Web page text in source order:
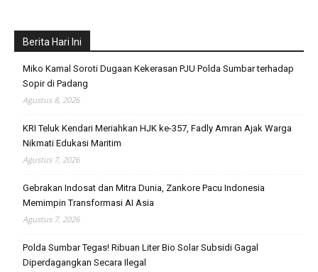
Berita Hari Ini
Miko Kamal Soroti Dugaan Kekerasan PJU Polda Sumbar terhadap
Sopir di Padang
Agustus 8, 2026
KRI Teluk Kendari Meriahkan HJK ke-357, Fadly Amran Ajak Warga
Nikmati Edukasi Maritim
Agustus 7, 2026
Gebrakan Indosat dan Mitra Dunia, Zankore Pacu Indonesia
Memimpin Transformasi AI Asia
Agustus 7, 2026
Polda Sumbar Tegas! Ribuan Liter Bio Solar Subsidi Gagal
Diperdagangkan Secara Ilegal